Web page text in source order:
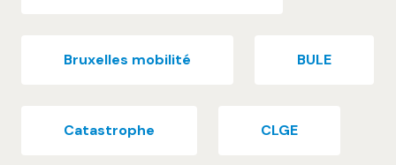
Bruxelles mobilité BULE
Catastrophe CLGE